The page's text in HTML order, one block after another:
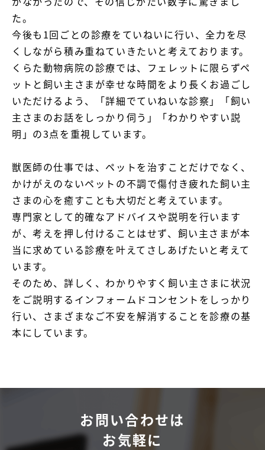
た。
今後も1回ごとの診療をていねいに行い、全力を尽
くしながら積み重ねていきたいと考えております。
くらた動物病院の診療では、フェレットに限らずペ
ットと飼い主さまが幸せな時間をより長くお過ごし
いただけるよう、「詳細でていねいな診察」「飼い
主さまのお話をしっかり伺う」「わかりやすい説
明」の3点を重視しています。
獣医師の仕事では、ペットを治すことだけでなく、
かけがえのないペットの不調で傷付き疲れた飼い主
さまの心を癒すことも大切だと考えています。
専門家として的確なアドバイスや説明を行います
が、考えを押し付けることはせず、飼い主さまが本
当に求めている診療を叶えてさしあげたいと考えて
います。
そのため、詳しく、わかりやすく飼い主さまに状況
をご説明するインフォームドコンセントをしっかり
行い、さまざまなご不安を解消することを診療の基
本にしています。
お問い合わせは
お気軽に